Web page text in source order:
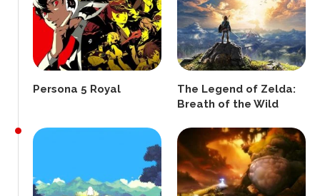
Persona 5 Royal
The Legend of Zelda:
Breath of the Wild